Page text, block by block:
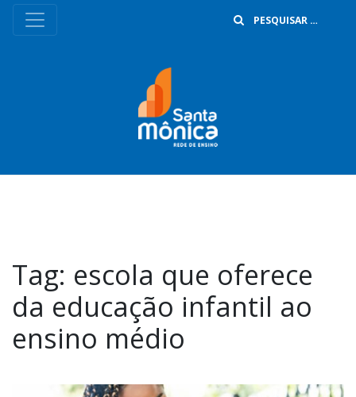
Tag: escola que oferece
da educação infantil ao
ensino médio